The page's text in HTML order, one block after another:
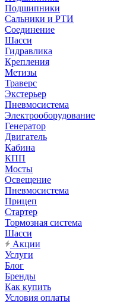
Подшипники
Сальники и РТИ
Соединение
Шасси
Гидравлика
Крепления
Метизы
Траверс
Экстерьер
Пневмосистема
Электрооборудование
Генератор
Двигатель
Кабина
КПП
Мосты
Освещение
Пневмосистема
Прицеп
Стартер
Тормозная система
Шасси
Акции
Услуги
Блог
Бренды
Как купить
Условия оплаты